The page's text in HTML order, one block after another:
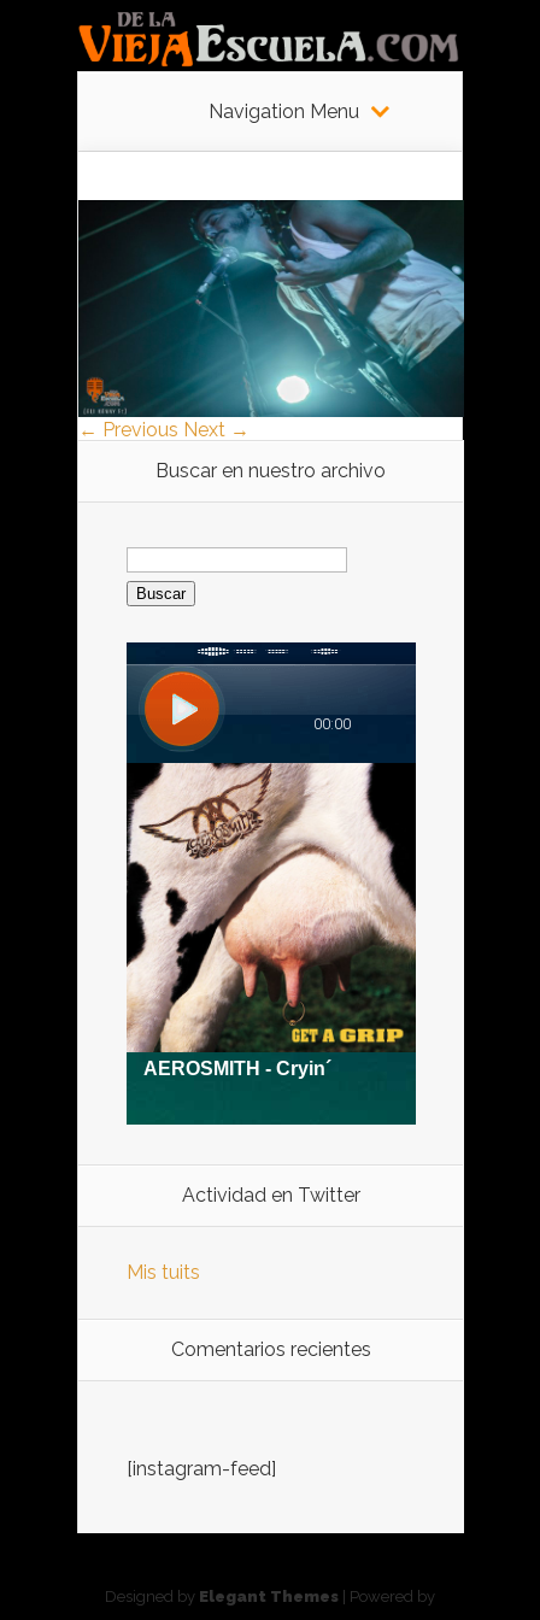
Navigation Menu
← Previous Next →
Buscar en nuestro archivo
Buscar:
Actividad en Twitter
Mis tuits
Comentarios recientes
[instagram-feed]
Designed by Elegant Themes | Powered by